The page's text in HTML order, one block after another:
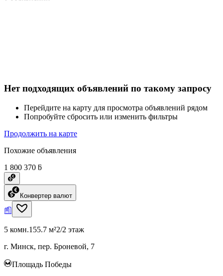
Нет подходящих объявлений по такому запросу
Перейдите на карту для просмотра объявлений рядом
Попробуйте сбросить или изменить фильтры
Продолжить на карте
Похожие объявления
1 800 370 ƃ
Конвертер валют
5 комн.155.7 м²2/2 этаж
г. Минск, пер. Броневой, 7
Площадь Победы